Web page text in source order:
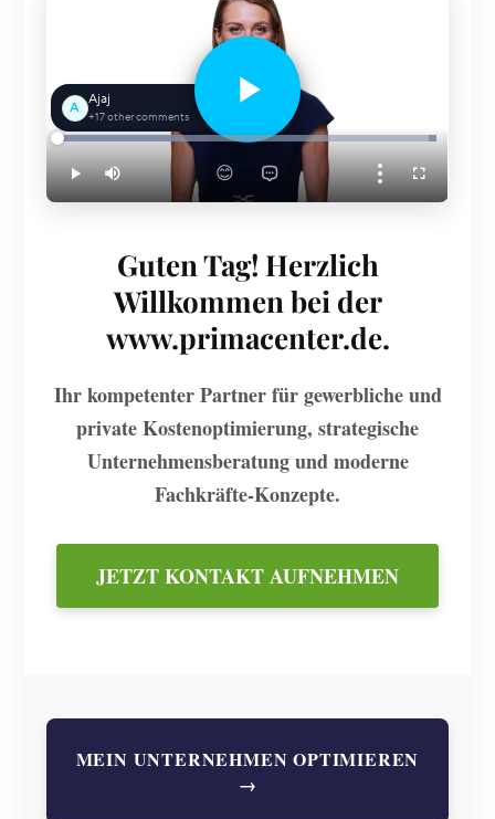
Guten Tag! Herzlich
Willkommen bei der
www.primacenter.de.
Ihr kompetenter Partner für gewerbliche und
private Kostenoptimierung, strategische
Unternehmensberatung und moderne
Fachkräfte-Konzepte.
JETZT KONTAKT AUFNEHMEN
MEIN UNTERNEHMEN OPTIMIEREN
→